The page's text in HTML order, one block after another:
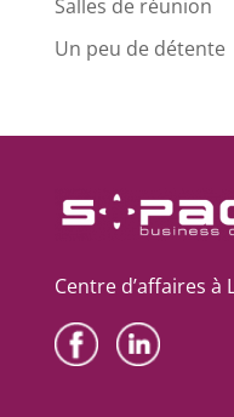
Salles de réunion
Un peu de détente
Centre d’affaires à